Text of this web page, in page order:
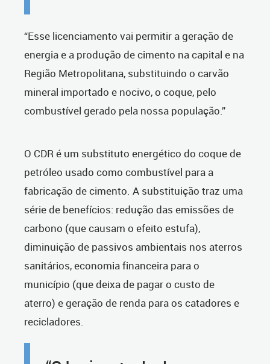
“Esse licenciamento vai permitir a geração de
energia e a produção de cimento na capital e na
Região Metropolitana, substituindo o carvão
mineral importado e nocivo, o coque, pelo
combustível gerado pela nossa população.”
O CDR é um substituto energético do coque de
petróleo usado como combustível para a
fabricação de cimento. A substituição traz uma
série de benefícios: redução das emissões de
carbono (que causam o efeito estufa),
diminuição de passivos ambientais nos aterros
sanitários, economia financeira para o
município (que deixa de pagar o custo de
aterro) e geração de renda para os catadores e
recicladores.